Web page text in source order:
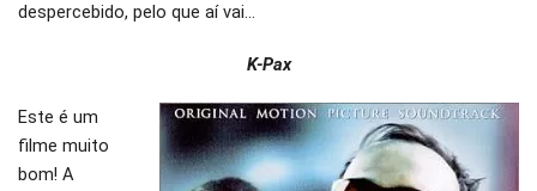
despercebido, pelo que aí vai…
K-Pax
Este é um
filme muito
bom! A